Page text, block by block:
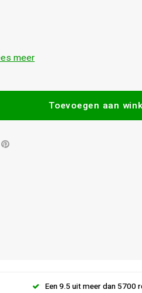
meer
Toevoegen aan
Een 9.5 uit meer dan 5700